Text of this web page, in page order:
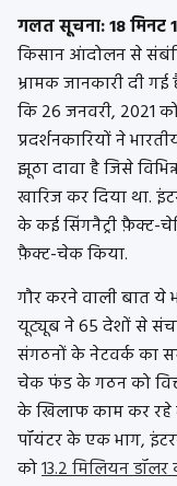
गलत सूचना: 18 मिनट
किसान आंदोलन से
भ्रामक जानकारी दी
कि 26 जनवरी, 2021
प्रदर्शनकारियों ने
झूठा दावा है जिसे
खारिज कर दिया था.
के कई सिंगनैट्री फ़ैक्ट-
फ़ैक्ट-चेक किया.
गौर करने वाली बात
यूट्यूब ने65 देशों से
संगठनों के नेटवर्क का
चेक फंड के गठन को
के खिलाफ काम कर रहे
पॉयंटर के एक भाग,
को13.2 मिलियन